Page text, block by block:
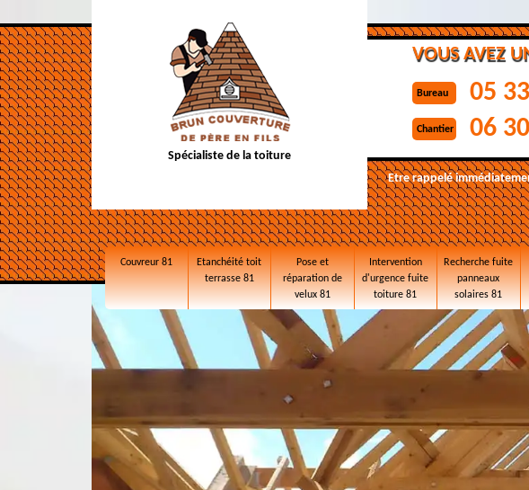
Spécialiste de la toiture
VOUS AVEZ
Bureau 05
Chantier 06
Etre rappelé
Couvreur 81
Etanchéité toit
terrasse 81
Pose et
réparation de
velux 81
Intervention
d'urgence fuite
toiture 81
Recherche fuite
panneaux
solaires 81